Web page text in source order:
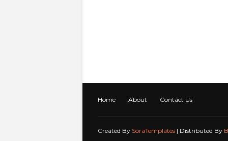
Home About Contact Us
Created By SoraTemplates | Distributed By